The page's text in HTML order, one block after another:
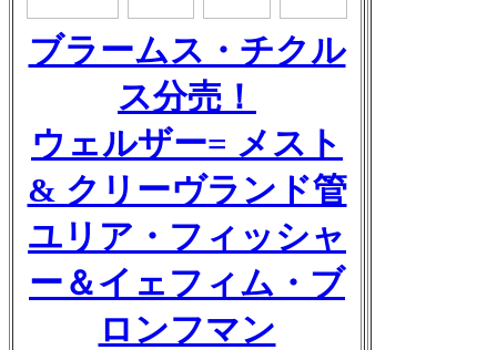
ブラームス・チクル
ス分売！
ウェルザー= メスト
& クリーヴランド管
ユリア・フィッシャ
ー＆イェフィム・ブ
ロンフマン